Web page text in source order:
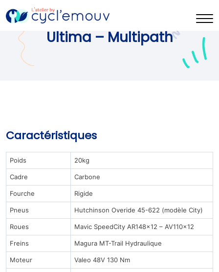
Ultima – Multipath
Caractéristiques
Poids 20kg
Cadre Carbone
Fourche Rigide
Pneus Hutchinson Overide 45-622 (modèle City)
Roues Mavic SpeedCity AR148x12 – AV110x12
Freins Magura MT-Trail Hydraulique
Moteur Valeo 48V 130 Nm